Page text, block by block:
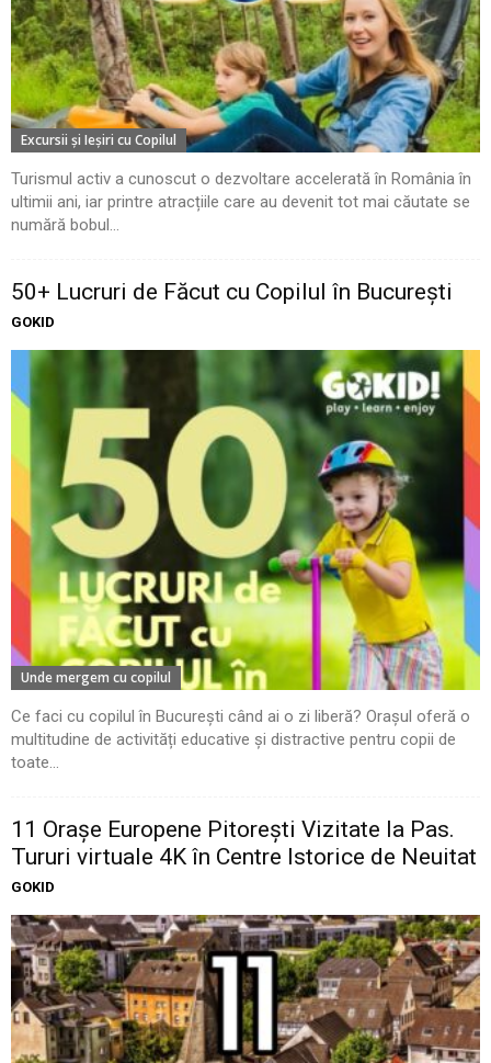
Excursii şi Ieşiri cu Copilul
Turismul activ a cunoscut o dezvoltare accelerată în România în
ultimii ani, iar printre atracțiile care au devenit tot mai căutate se
numără bobul...
50+ Lucruri de Făcut cu Copilul în București
GOKID
Unde mergem cu copilul
Ce faci cu copilul în București când ai o zi liberă? Orașul oferă o
multitudine de activități educative și distractive pentru copii de
toate...
11 Oraşe Europene Pitoreşti Vizitate la Pas.
Tururi virtuale 4K în Centre Istorice de Neuitat
GOKID